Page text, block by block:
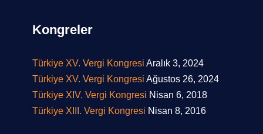
Kongreler
Türkiye XV. Vergi Kongresi Aralık 3, 2024
Türkiye XV. Vergi Kongresi Ağustos 26, 2024
Türkiye XIV. Vergi Kongresi Nisan 6, 2018
Türkiye XIII. Vergi Kongresi Nisan 8, 2016